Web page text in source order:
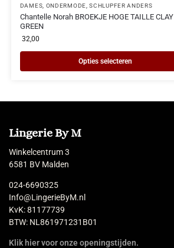
DAMES ONDERMODE ,SCHLUPFER ANDERS
Chantelle Norah BROEKJE HOGE TAILLE CLAY
GREEN
32,00
Opties selecteren
Lingerie By M
Winkelcentrum 3
6581 BV Malden
024-6690325
Info@LingerieByM.nl
KvK: 81177739
BTW: NL861971231B01
Klik hier voor onze openingstijden.